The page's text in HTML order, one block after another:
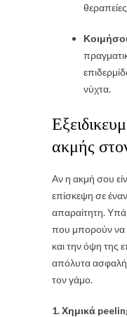
νύχτα.
ακμής
Αν η ακμή σου
επίσκεψη σε
απαραίτητη.
που μπορούν να
και την όψη της
απόλυτα ασφαλή
τον γάμο.
1. Χημικά